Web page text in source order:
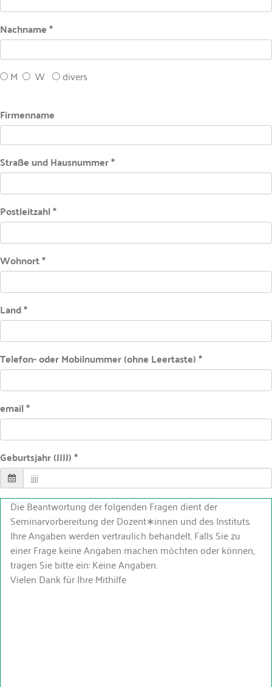
Nachname *
M W divers
Firmenname
Straße und Hausnummer *
Postleitzahl *
Wohnort *
Land *
Telefon- oder Mobilnummer (ohne Leertaste) *
email *
Geburtsjahr (JJJJ) *
Die Beantwortung der folgenden Fragen dient der
Seminarvorbereitung der Dozent∗innen und des Instituts.
Ihre Angaben werden vertraulich behandelt. Falls Sie zu
einer Frage keine Angaben machen möchten oder können,
tragen Sie bitte ein: Keine Angaben.
Vielen Dank für Ihre Mithilfe